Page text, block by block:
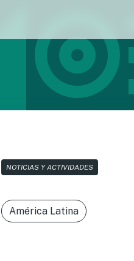
NOTICIAS Y ACTIVIDADES
América Latina